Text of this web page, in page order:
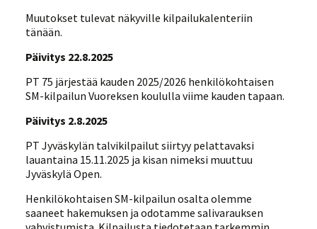
Muutokset tulevat näkyville kilpailukalenteriin
tänään.
Päivitys 22.8.2025
PT 75 järjestää kauden 2025/2026 henkilökohtaisen
SM-kilpailun Vuoreksen koululla viime kauden tapaan.
Päivitys 2.8.2025
PT Jyväskylän talvikilpailut siirtyy pelattavaksi
lauantaina 15.11.2025 ja kisan nimeksi muuttuu
Jyväskylä Open.
Henkilökohtaisen SM-kilpailun osalta olemme
saaneet hakemuksen ja odotamme salivarauksen